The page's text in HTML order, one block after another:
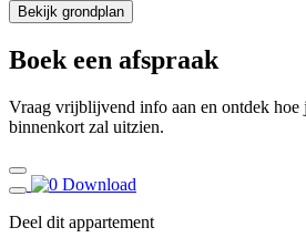
Bekijk grondplan
Boek een afspraak
Vraag vrijblijvend info aan en ontdek
binnenkort zal uitzien.
Download
Deel dit appartement